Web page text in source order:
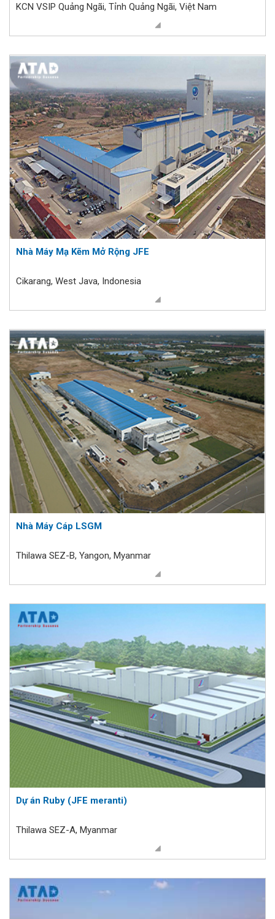
KCN VSIP Quảng Ngãi, Tỉnh Quảng Ngãi, Việt Nam
Nhà Máy Mạ Kẽm Mở Rộng JFE
Cikarang, West Java, Indonesia
Nhà Máy Cáp LSGM
Thilawa SEZ-B, Yangon, Myanmar
Dự án Ruby (JFE meranti)
Thilawa SEZ-A, Myanmar